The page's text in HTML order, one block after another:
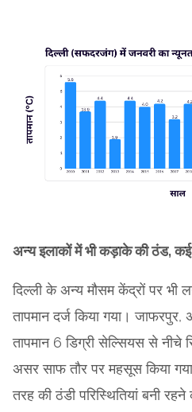
अन्य इलाकों में भी कड़ाके की ठंड, कई
दिल्ली के अन्य मौसम केंद्रों पर भी
तापमान दर्ज किया गया।
तापमान 6 डिग्री सेल्सियस से नीचे
असर साफ तौर पर महसूस किया
तरह की ठंडी परिस्थितियां बनी